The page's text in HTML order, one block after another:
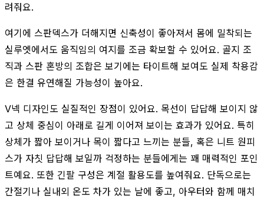
려줘요.
여기에 스판덱스가 더해지면 신축성이 좋아져서 몸에 밀착되는
실루엣에서도 움직임의 여지를 조금 확보할 수 있어요. 골지 조
직과 스판 혼방의 조합은 보기에는 타이트해 보여도 실제 착용감
은 한결 유연해질 가능성이 높아요.
V넥 디자인도 실질적인 장점이 있어요. 목선이 답답해 보이지 않
고 상체 중심이 아래로 길게 이어져 보이는 효과가 있어요. 특히
상체가 짧아 보이거나 목이 짧다고 느끼는 분들, 혹은 니트 원피
스가 자칫 답답해 보일까 걱정하는 분들에게는 꽤 매력적인 포인
트예요. 또한 긴팔 구성은 계절 활용도를 높여줘요. 단독으로는
간절기나 실내외 온도 차가 있는 날에 좋고, 아우터와 함께 매치